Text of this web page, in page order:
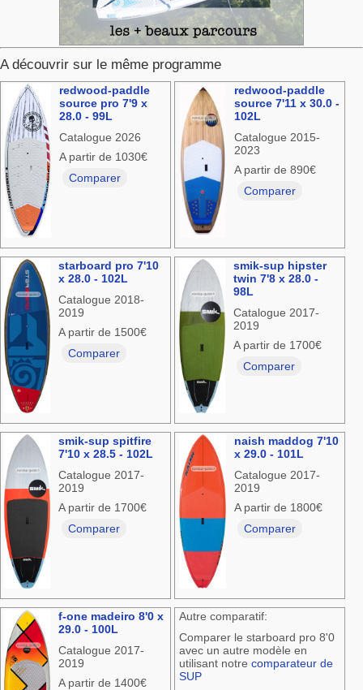
A découvrir sur le même programme
redwood-paddle
source pro 7'9 x
28.0 - 99L
Catalogue 2026
A partir de 1030€
Comparer
redwood-paddle
source 7'11 x 30.0 -
102L
Catalogue 2015-
2023
A partir de 890€
Comparer
starboard pro 7'10
x 28.0 - 102L
Catalogue 2018-
2019
A partir de 1500€
Comparer
smik-sup hipster
twin 7'8 x 28.0 -
98L
Catalogue 2017-
2019
A partir de 1700€
Comparer
smik-sup spitfire
7'10 x 28.5 - 102L
Catalogue 2017-
2019
A partir de 1700€
Comparer
naish maddog 7'10
x 29.0 - 101L
Catalogue 2017-
2019
A partir de 1800€
Comparer
f-one madeiro 8'0 x
29.0 - 100L
Catalogue 2017-
2019
A partir de 1400€
Autre comparatif:
Comparer le starboard pro 8'0
avec un autre modèle en
utilisant notre comparateur de
SUP